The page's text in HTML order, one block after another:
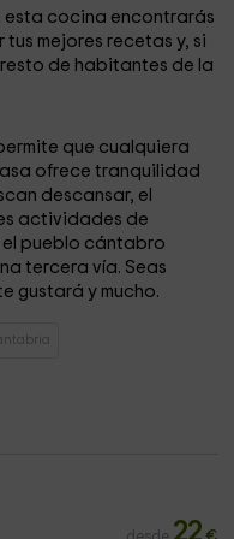
esta cocina encontrarás
mejores recetas y, si
de habitantes de la
que cualquiera
ofrece tranquilidad
descansar, el
actividades de
el pueblo cántabro
tercera vía. Seas
gustará y mucho.
22